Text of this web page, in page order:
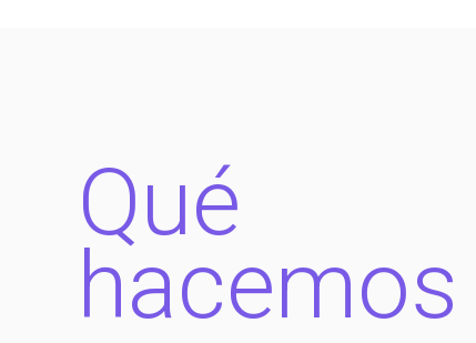
Qué
hacemos